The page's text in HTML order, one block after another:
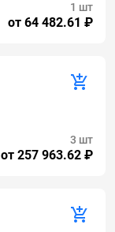
от 64 482.61 ₽
1 шт
от 257 963.62 ₽
3 шт